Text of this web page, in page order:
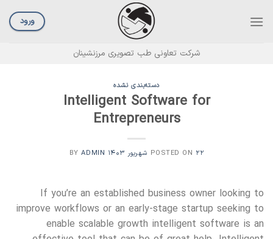
ورود
شرکت تعاونی طب تصویری مرزنشینان
دسته‌بندی نشده
Intelligent Software for
Entrepreneurs
POSTED ON ۲۲ شهریور ۱۴۰۳ ADMIN
If you’re an established business owner looking to
improve workflows or an early-stage startup seeking to
enable scalable growth intelligent software is an